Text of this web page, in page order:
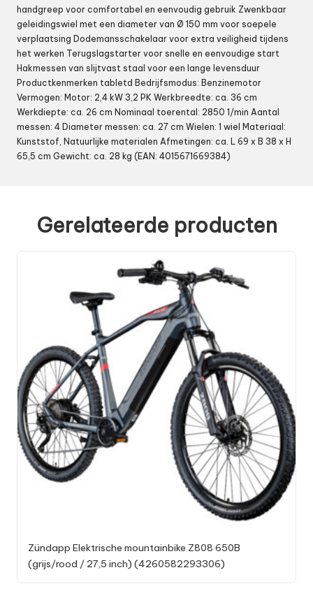
handgreep voor comfortabel en eenvoudig gebruik Zwenkbaar
geleidingswiel met een diameter van Ø 150 mm voor soepele
verplaatsing Dodemansschakelaar voor extra veiligheid tijdens
het werken Terugslagstarter voor snelle en eenvoudige start
Hakmessen van slijtvast staal voor een lange levensduur
Productkenmerken tabletd Bedrijfsmodus: Benzinemotor
Vermogen: Motor: 2,4 kW 3,2 PK Werkbreedte: ca. 36 cm
Werkdiepte: ca. 26 cm Nominaal toerental: 2850 1/min Aantal
messen: 4 Diameter messen: ca. 27 cm Wielen: 1 wiel Materiaal:
Kunststof, Natuurlijke materialen Afmetingen: ca. L 69 x B 38 x H
65,5 cm Gewicht: ca. 28 kg (EAN: 4015671669384)
Gerelateerde producten
Zündapp Elektrische mountainbike Z808 650B
(grijs/rood / 27,5 inch) (4260582293306)